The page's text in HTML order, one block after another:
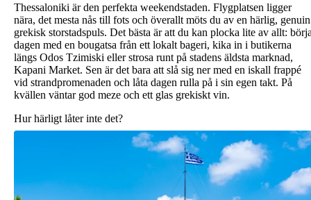
Thessaloniki är den perfekta weekendstaden. Flygplatsen ligger
nära, det mesta nås till fots och överallt möts du av en härlig, genuin
grekisk storstadspuls. Det bästa är att du kan plocka lite av allt:
dagen med en bougatsa från ett lokalt bageri, kika in i butikerna
längs Odos Tzimiski eller strosa runt på stadens äldsta marknad,
Kapani Market. Sen är det bara att slå sig ner med en iskall frappé
vid strandpromenaden och låta dagen rulla på i sin egen takt. På
kvällen väntar god meze och ett glas grekiskt vin.
Hur härligt låter inte det?